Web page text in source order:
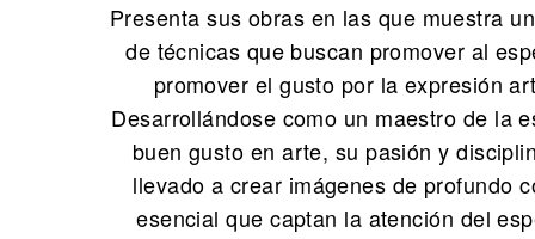
Presenta sus obras en las que muestra
de técnicas que buscan promover al
promover el gusto por la expresión
Desarrollándose como un maestro de la
buen gusto en arte, su pasión y
llevado a crear imágenes de profundo
esencial que captan la atención del